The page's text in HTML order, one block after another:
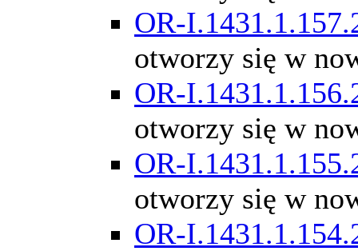
OR-
otworzy się w
OR-
otworzy się w
OR-
otworzy się w
OR-